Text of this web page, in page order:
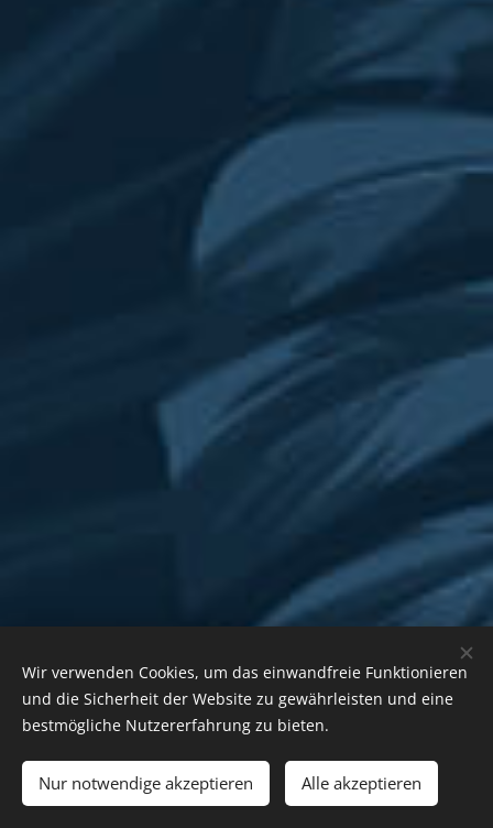
Wir verwenden Cookies, um das einwandfreie Funktionieren
und die Sicherheit der Website zu gewährleisten und eine
bestmögliche Nutzererfahrung zu bieten.
Nur notwendige akzeptieren Alle akzeptieren